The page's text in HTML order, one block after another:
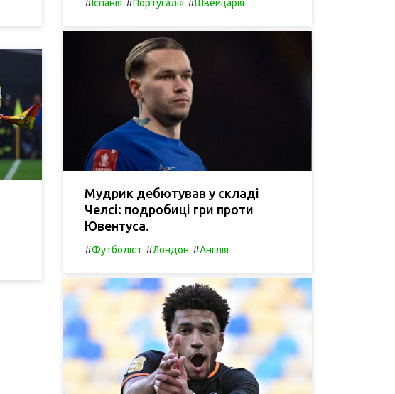
Іспанія Португалія Швейцарія
Мудрик дебютував у складі
Челсі: подробиці гри проти
Ювентуса.
#Футболіст #Лондон #Англія